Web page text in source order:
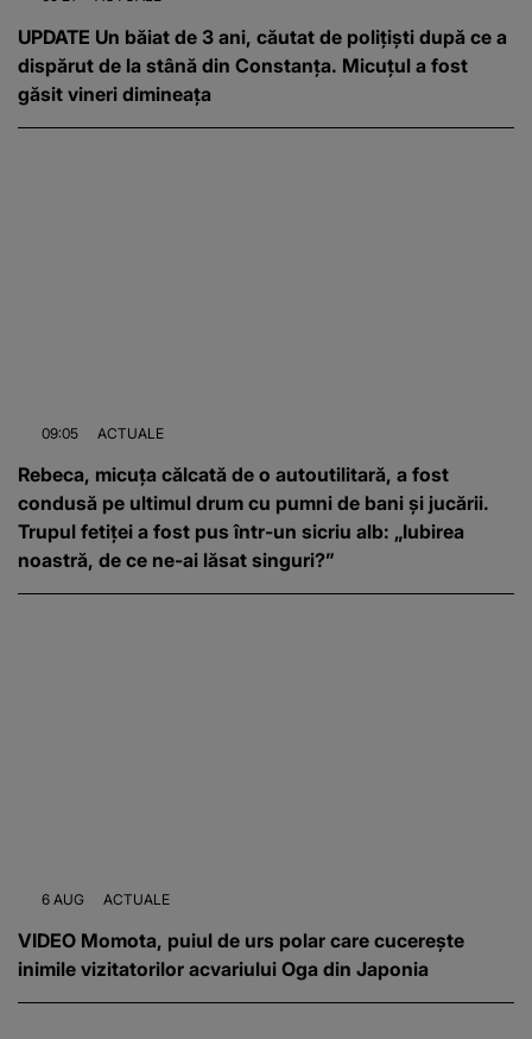
UPDATE Un băiat de 3 ani, căutat de polițiști după ce a
dispărut de la stână din Constanța. Micuțul a fost
găsit vineri dimineața
09:05 ACTUALE
Rebeca, micuța călcată de o autoutilitară, a fost
condusă pe ultimul drum cu pumni de bani și jucării.
Trupul fetiței a fost pus într-un sicriu alb: „Iubirea
noastră, de ce ne-ai lăsat singuri?”
6 AUG ACTUALE
VIDEO Momota, puiul de urs polar care cucerește
inimile vizitatorilor acvariului Oga din Japonia